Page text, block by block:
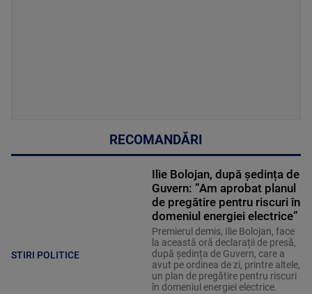
RECOMANDĂRI
STIRI POLITICE
Ilie Bolojan, după ședința de
Guvern: ”Am aprobat planul
de pregătire pentru riscuri în
domeniul energiei electrice”
Premierul demis, Ilie Bolojan, face
la această oră declarații de presă,
după ședința de Guvern, care a
avut pe ordinea de zi, printre altele,
un plan de pregătire pentru riscuri
în domeniul energiei electrice.